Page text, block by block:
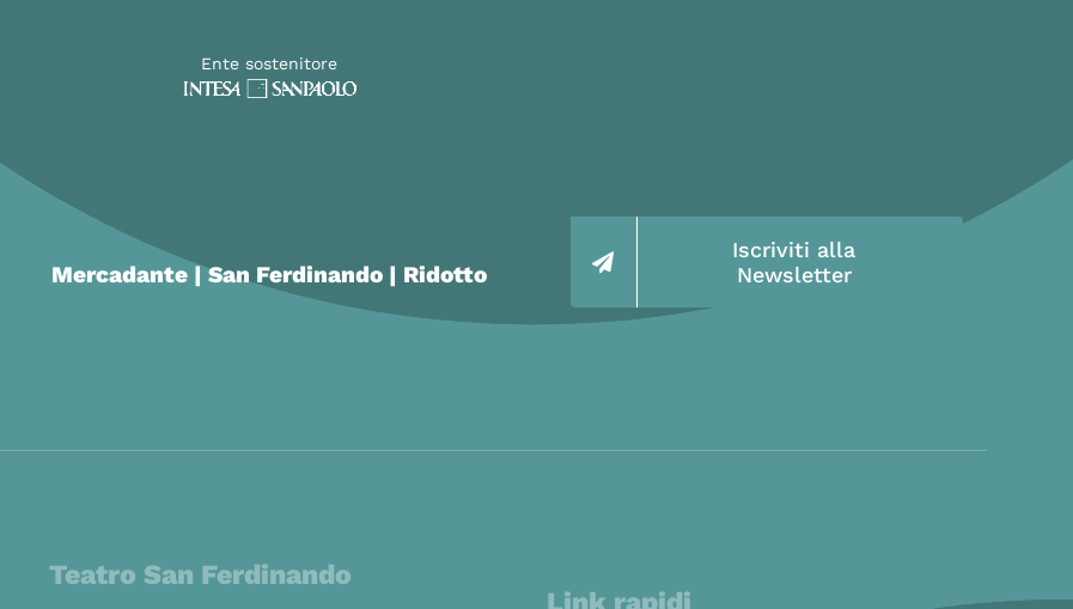
Ente sostenitore
Mercadante | San Ferdinando | Ridotto
Iscriviti alla
Newsletter
Teatro San Ferdinando
Link rapidi